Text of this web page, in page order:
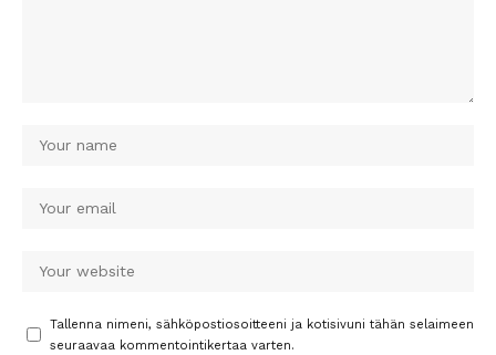
Tallenna nimeni, sähköpostiosoitteeni ja kotisivuni tähän selaimeen
seuraavaa kommentointikertaa varten.